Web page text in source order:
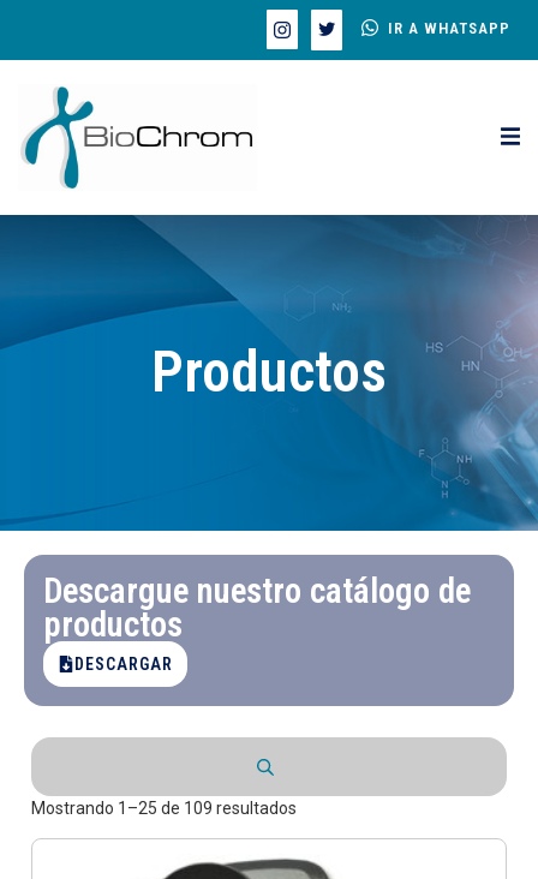
IR A WHATSAPP
Productos
Descargue nuestro catálogo de
productos
DESCARGAR
Mostrando 1–25 de 109 resultados